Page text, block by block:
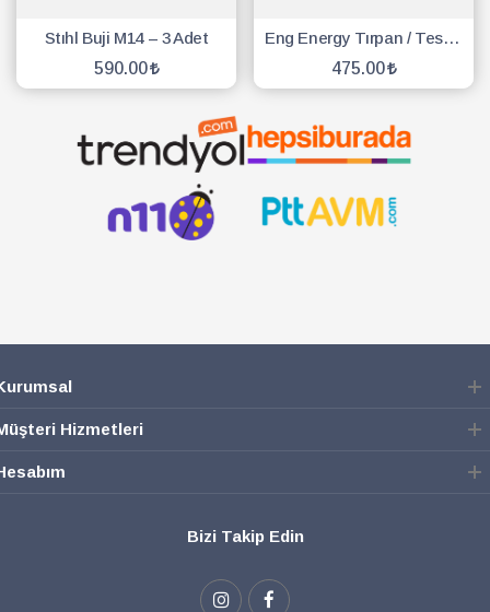
Stıhl Buji M14 – 3 Adet
590.00
Eng Energy Tırpan / Testere Buji - 10 Adet
475.00
Hizmetleri
Bizi Takip Edin